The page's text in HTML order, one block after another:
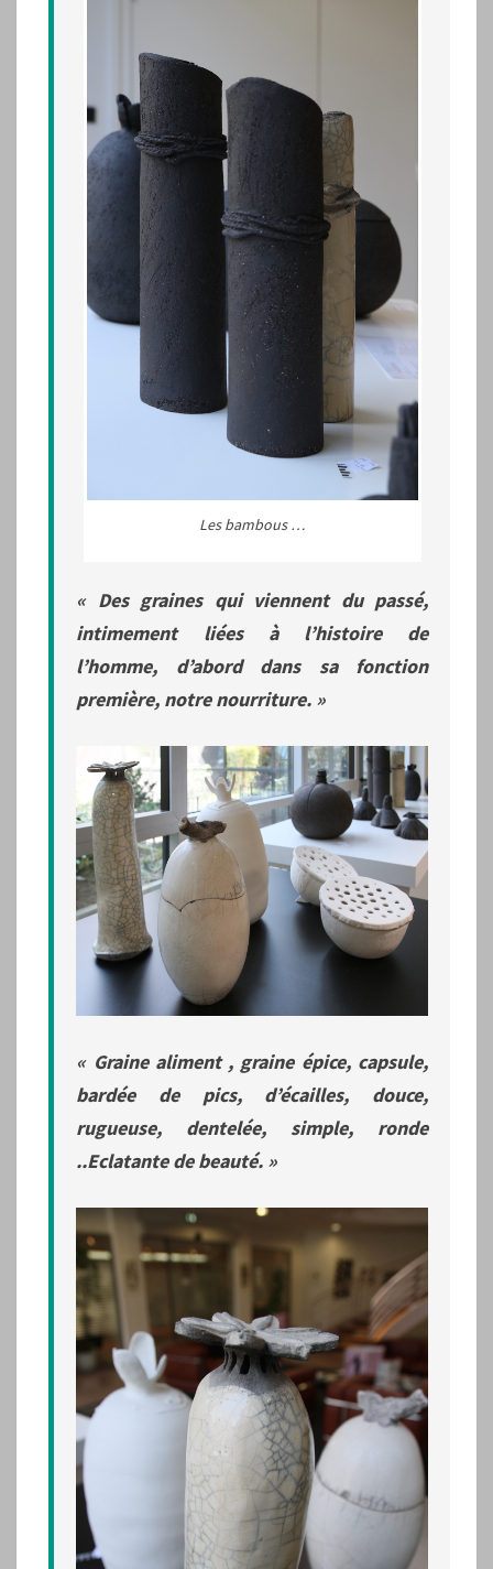
Les bambous …
« Des graines qui viennent du passé,
intimement liées à l’histoire de
l’homme, d’abord dans sa fonction
première, notre nourriture. »
« Graine aliment , graine épice, capsule,
bardée de pics, d’écailles, douce,
rugueuse, dentelée, simple, ronde
..Eclatante de beauté. »